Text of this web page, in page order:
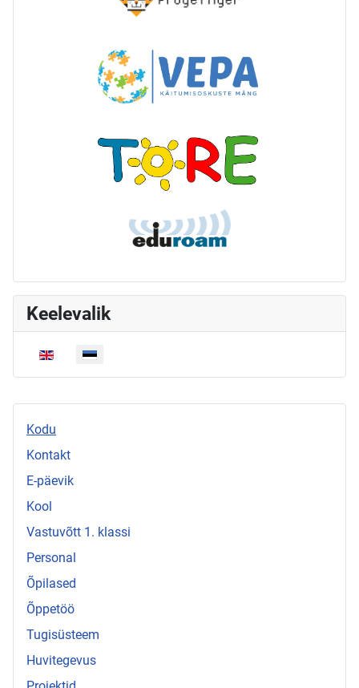
Kodu
Kontakt
E-päevik
Kool
Vastuvõtt 1. klassi
Personal
Õpilased
Õppetöö
Tugisüsteem
Huvitegevus
Keelevalik
Vali keel